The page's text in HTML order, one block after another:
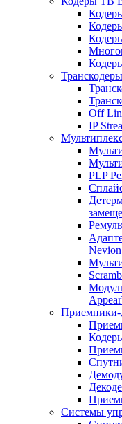
Off
IP
PLP
Nevion
Приемники-
Системы